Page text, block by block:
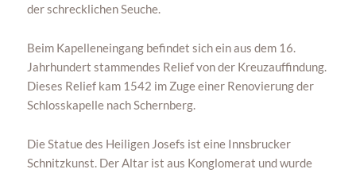
der schrecklichen Seuche.
Beim Kapelleneingang befindet sich ein aus dem 16.
Jahrhundert stammendes Relief von der Kreuzauffindung.
Dieses Relief kam 1542 im Zuge einer Renovierung der
Schlosskapelle nach Schernberg.
Die Statue des Heiligen Josefs ist eine Innsbrucker
Schnitzkunst. Der Altar ist aus Konglomerat und wurde